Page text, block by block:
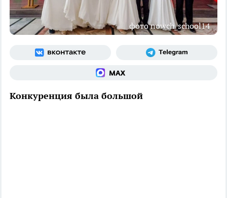
фото nowch_school14
Конкуренция была большой